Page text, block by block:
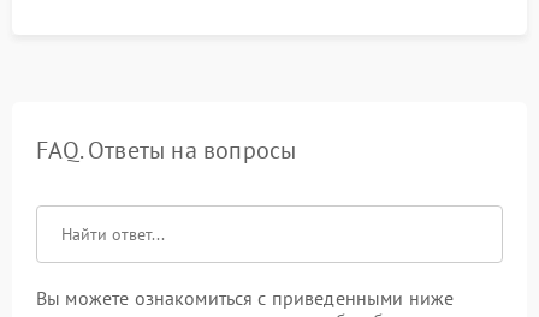
FAQ. Ответы на вопросы
Вы можете ознакомиться с приведенными ниже